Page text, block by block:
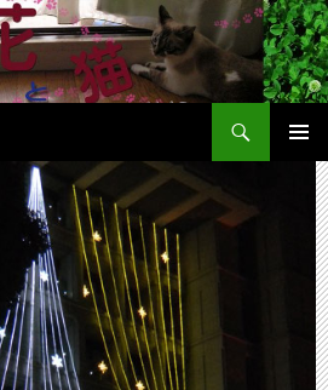
メインメ
ニュー